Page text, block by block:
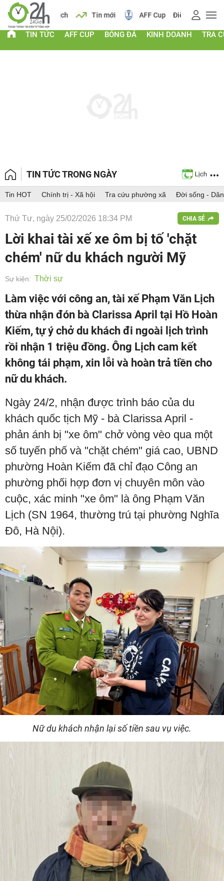
Lịch Tin mới AFF Cup Điểm chuẩn 2026
TIN TỨC AFF CUP BÓNG ĐÁ KINH DOANH TRA
TIN TỨC TRONG NGÀY
Tin HOT Chính trị - Xã hội Tra cứu phường xã Đời sống -
Thứ Tư, ngày 25/02/2026 18:34 PM CHIA SẺ
Lời khai tài xế xe ôm bị tố 'chặt
chém' nữ du khách người Mỹ
Sự kiện: Thời sự
Làm việc với công an, tài xế Phạm Văn Lịch
thừa nhận đón bà Clarissa April tại Hồ Hoàn
Kiếm, tự ý chở du khách đi ngoài lịch trình
rồi nhận 1 triệu đồng. Ông Lịch cam kết
không tái phạm, xin lỗi và hoàn trả tiền cho
nữ du khách.
Ngày 24/2, nhận được trình báo của du
khách quốc tịch Mỹ - bà Clarissa April -
phản ánh bị "xe ôm" chở vòng vèo qua một
số tuyến phố và "chặt chém" giá cao, UBND
phường Hoàn Kiếm đã chỉ đạo Công an
phường phối hợp đơn vị chuyên môn vào
cuộc, xác minh "xe ôm" là ông Phạm Văn
Lịch (SN 1964, thường trú tại phường Nghĩa
Đô, Hà Nội).
Nữ du khách nhận lại số tiền sau vụ việc.